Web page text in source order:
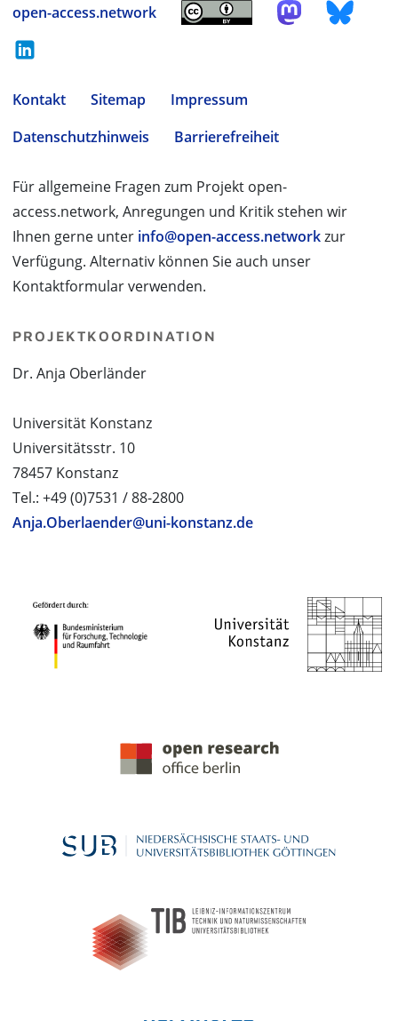
open-access.network
Kontakt Sitemap
Impressum
Datenschutzhinweis
Barrierefreiheit
Für allgemeine Fragen zum Projekt open-
access.network, Anregungen und Kritik stehen wir
Ihnen gerne unter info@open-access.networkzur
Verfügung. Alternativ können Sie auch unser
Kontaktformular verwenden.
PROJEKTKOORDINATION
Dr. Anja Oberländer
Universität Konstanz
Universitätsstr. 10
78457 Konstanz
Tel.: +49 (0)7531 / 88-2800
Anja.Oberlaender@uni-konstanz.de